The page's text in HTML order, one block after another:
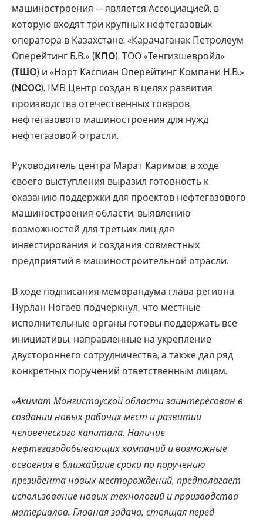
машиностроения — является Ассоциацией, в
которую входят три крупных нефтегазовых
оператора в Казахстане: «Карачаганак Петролеум
Оперейтинг Б.В.» (КПО), ТОО «Тенгизшевройл»
(ТШО) и «Норт Каспиан Оперейтинг Компани Н.В.»
(NCOC). IMB Центр создан в целях развития
производства отечественных товаров
нефтегазового машиностроения для нужд
нефтегазовой отрасли.
Руководитель центра Марат Каримов, в ходе
своего выступления выразил готовность к
оказанию поддержки для проектов нефтегазового
машиностроения области, выявлению
возможностей для третьих лиц для
инвестирования и создания совместных
предприятий в машиностроительной отрасли.
В ходе подписания меморандума глава региона
Нурлан Ногаев подчеркнул, что местные
исполнительные органы готовы поддержать все
инициативы, направленные на укрепление
двустороннего сотрудничества, а также дал ряд
конкретных поручений ответственным лицам.
«Акимат Мангистауской области заинтересован в
создании новых рабочих мест и развитии
человеческого капитала. Наличие
нефтегазодобывающих компаний и возможные
освоения в ближайшие сроки по поручению
президента новых месторождений, предполагает
использование новых технологий и производства
материалов. Главная задача, стоящая перед